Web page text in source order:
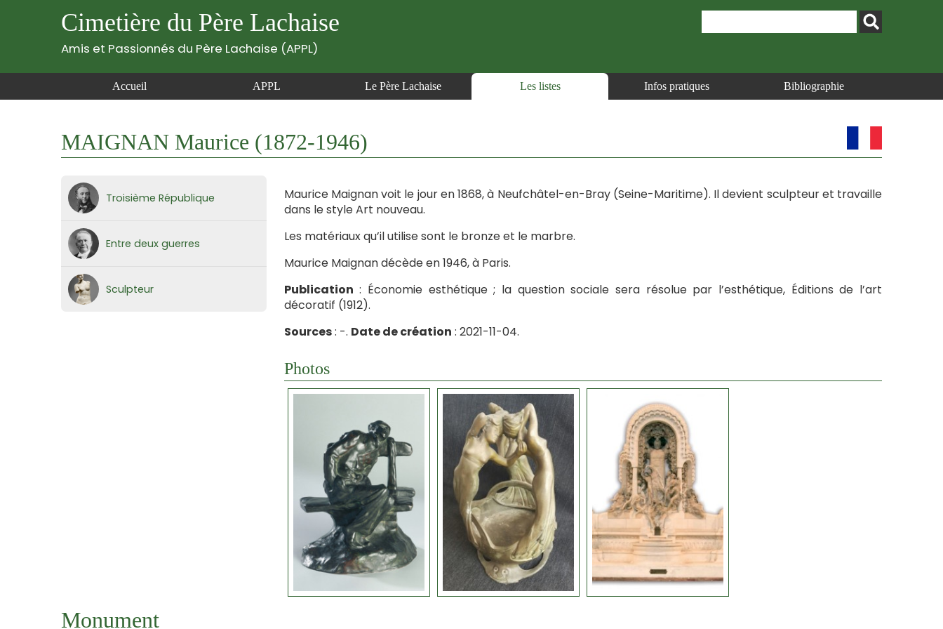
Cimetière du Père Lachaise
Amis et Passionnés du Père Lachaise (APPL)
Accueil APPL Le Père Lachaise Les listes Infos pratiques Bibliographie
MAIGNAN Maurice (1872-1946)
Troisième République
Entre deux guerres
Sculpteur
Maurice Maignan voit le jour en 1868, à Neufchâtel-en-Bray (Seine-Maritime). Il devient sculpteur et travaille
dans le style Art nouveau.
Les matériaux qu’il utilise sont le bronze et le marbre.
Maurice Maignan décède en 1946, à Paris.
Publication : Économie esthétique ; la question sociale sera résolue par l’esthétique, Éditions de l’art
décoratif (1912).
Sources: -. Date de création : 2021-11-04.
Photos
Monument